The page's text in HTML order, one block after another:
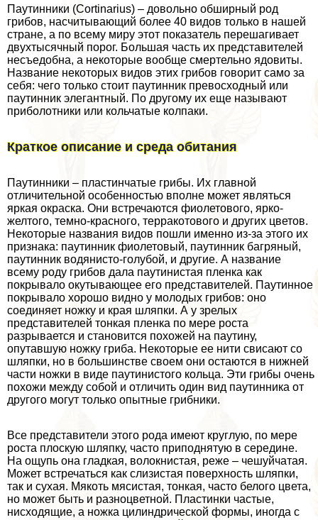
Паутинники (Cortinarius) – довольно обширный род
грибов, насчитывающий более 40 видов только в нашей
стране, а по всему миру этот показатель перешагивает
двухтысячный порог. Большая часть их представителей
несъедобна, а некоторые вообще cмepтельно ядовиты.
Название некоторых видов этих грибов говорит само за
себя: чего только стоит паутинник превосходный или
паутинник элегантный. По другому их еще называют
приболотники или кольчатые колпаки.
Краткое описание и среда обитания
Паутинники – пластинчатые грибы. Их главной
отличительной особенностью вполне может являться
яркая окраска. Они встречаются фиолетового, ярко-
желтого, темно-красного, терpaкотового и других цветов.
Некоторые названия видов пошли именно из-за этого их
признака: паутинник фиолетовый, паутинник багряный,
паутинник водянисто-гoлyбой, и другие. А название
всему роду грибов дала паутинистая пленка как
покрывало окутывающее его представителей. Паутинное
покрывало хорошо видно у молодых грибов: оно
соединяет ножку и края шляпки. А у зрелых
представителей тонкая пленка по мере роста
разрывается и становится похожей на паутину,
опутавшую ножку гриба. Некоторые ее нити свисают со
шляпки, но в большинстве своем они остаются в нижней
части ножки в виде паутинистого кольца. Эти грибы очень
похожи между собой и отличить один вид паутинника от
другого могут только опытные грибники.
Все представители этого рода имеют круглую, по мере
роста плоскую шляпку, часто приподнятую в середине.
На ощупь она гладкая, волокнистая, реже – чешуйчатая.
Может встречаться как слизистая поверхность шляпки,
так и сухая. Мякоть мясистая, тонкая, часто белого цвета,
но может быть и разноцветной. Пластинки частые,
нисходящие, а ножка цилиндрической формы, иногда с